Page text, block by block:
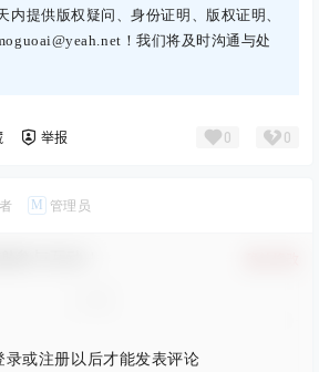
内提供版权疑问、身份证明、版权证明、
！我们将及时沟通与处
举报 0 0
M 管理员
录或注册以后才能发表评论